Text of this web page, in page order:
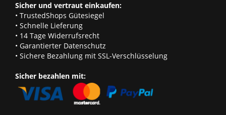
Sicher und vertraut einkaufen:
• TrustedShops Gütesiegel
• Schnelle Lieferung
• 14 Tage Widerrufsrecht
• Garantierter Datenschutz
• Sichere Bezahlung mit SSL-Verschlüsselung
Sicher bezahlen mit: